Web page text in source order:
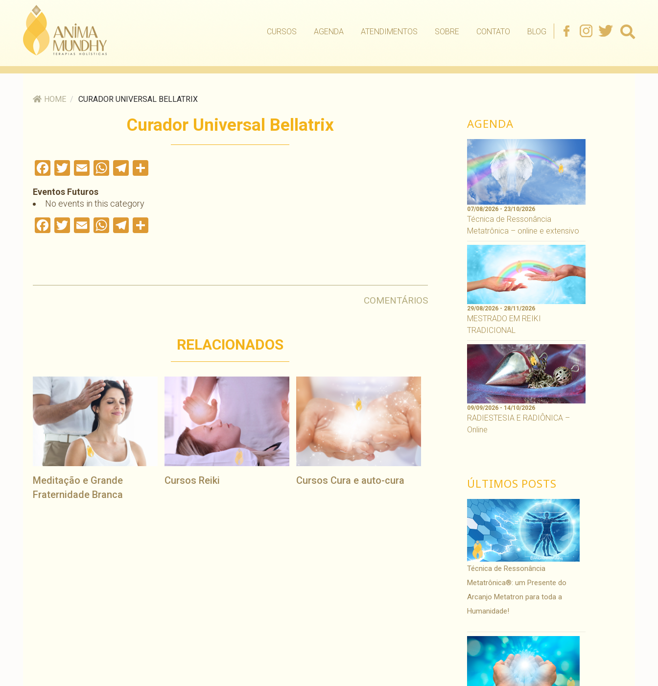
CURSOS AGENDA ATENDIMENTOS SOBRE CONTATO BLOG
HOME / CURADOR UNIVERSAL BELLATRIX
Curador Universal Bellatrix
Facebook
Twitter
EmailWhatsApp
Telegram
Eventos Futuros
No events in this category
Facebook
Twitter
EmailWhatsApp
Telegram
COMENTÁRIOS
RELACIONADOS
Meditação e Grande
Fraternidade Branca
Cursos Reiki Cursos Cura e auto-cura
AGENDA
07/08/2026 - 23/10/2026
Técnica de Ressonância
Metatrônica – online e extensivo
29/08/2026 - 28/11/2026
MESTRADO EM REIKI
TRADICIONAL
09/09/2026 - 14/10/2026
RADIESTESIA E RADIÔNICA –
Online
ÚLTIMOS POSTS
Técnica de Ressonância
Metatrônica®: um Presente do
Arcanjo Metatron para toda a
Humanidade!